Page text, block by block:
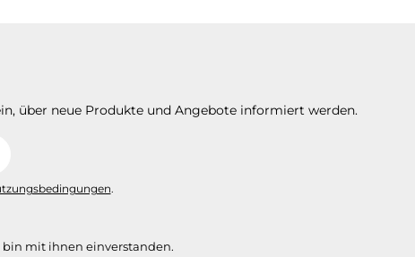
über neue Produkte und Angebote informiert werden.
.
bin mit ihnen einverstanden.